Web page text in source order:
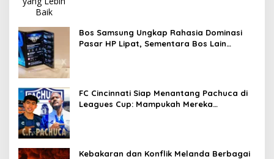
Bos Samsung Ungkap Rahasia Dominasi
Pasar HP Lipat, Sementara Bos Lain
FC Cincinnati Siap Menantang Pachuca di
Leagues Cup: Mampukah Mereka
Kebakaran dan Konflik Melanda Berbagai